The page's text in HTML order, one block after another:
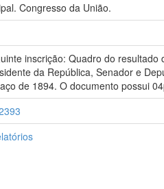
Congresso da União.
inscrição: Quadro do
da República, Senador e
de 1894. O documento possui